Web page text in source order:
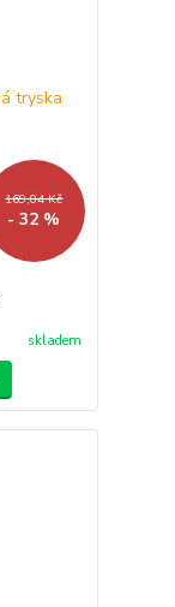
169,04 Kč
- 32 %
skladem